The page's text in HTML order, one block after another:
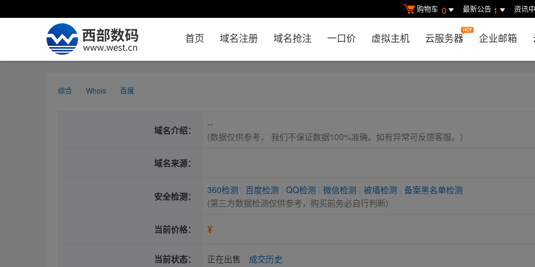
购物车 0 最新公告 1 资讯
首页 域名注册 域名抢注 一口价 虚拟主机 云服务器 企业邮箱
综合 Whois 百度
域名介绍：
--
(数据仅供参考， 我们不保证数据100%准确。如有异常可反馈客服。）
域名来源：
安全检测：
360检测 百度检测 QQ检测 微信检测 被墙检测
备案黑名单检测
(第三方数据检测仅供参考，购买前务必自行判断)
当前价格： ¥
当前状态： 正在出售 成交历史